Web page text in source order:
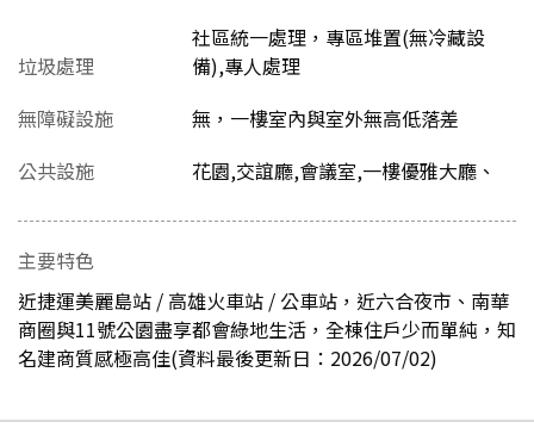
垃圾處理
社區統一處理，專區堆置(無冷藏設
備),專人處理
無障礙設施
無，一樓室內與室外無高低落差
公共設施
花園,交誼廳,會議室,一樓優雅大廳、
主要特色
近捷運美麗島站 / 高雄火車站 / 公車站，近六合夜市、南華
商圈與11號公園盡享都會綠地生活，全棟住戶少而單純，知
名建商質感極高佳(資料最後更新日：2026/07/02)